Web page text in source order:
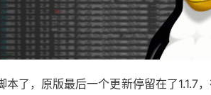
本了，原版最后一个更新停留在了1.1.7